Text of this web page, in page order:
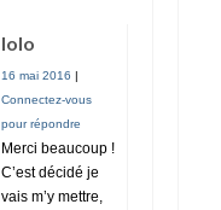
lolo
16 mai 2016 |
Connectez-vous
pour répondre
Merci beaucoup !
C’est décidé je
vais m’y mettre,